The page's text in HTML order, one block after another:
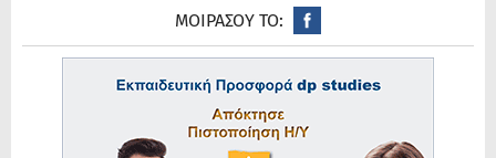
ΜΟΙΡΑΣΟΥ ΤΟ: